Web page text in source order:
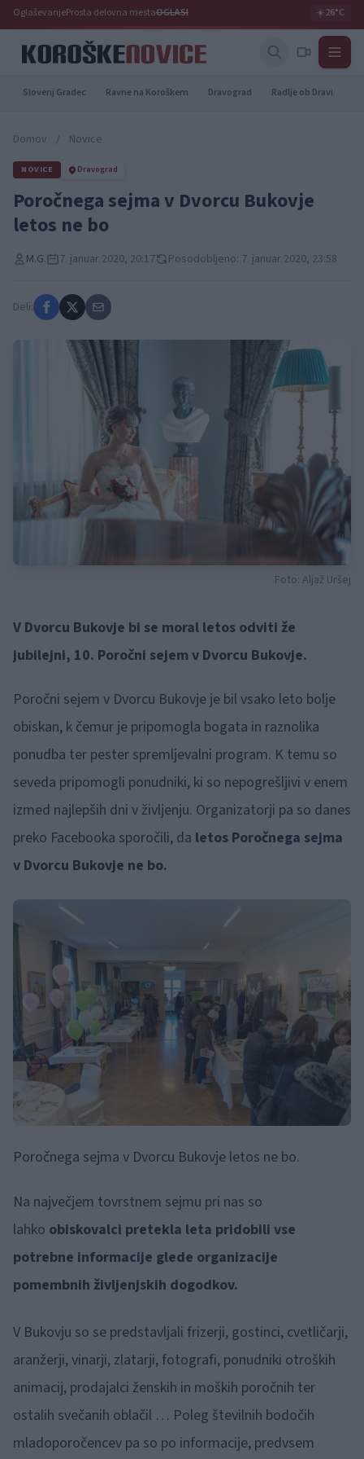
OglaševanjeProsta delovna mestaOGLASI ☀️26°C
Slovenj Gradec Ravne na Koroškem Dravograd Radlje ob Dravi
Domov / Novice
NOVICE Dravograd
Poročnega sejma v Dvorcu Bukovje
letos ne bo
M.G. 7. januar 2020, 20:17 Posodobljeno: 7. januar 2020, 23:58
Deli:
Foto: Aljaž Uršej
V Dvorcu Bukovje bi se moral letos odviti že
jubilejni, 10. Poročni sejem v Dvorcu Bukovje.
Poročni sejem v Dvorcu Bukovje je bil vsako leto bolje
obiskan, k čemur je pripomogla bogata in raznolika
ponudba ter pester spremljevalni program. K temu so
seveda pripomogli ponudniki, ki so nepogrešljivi v enem
izmed najlepših dni v življenju. Organizatorji pa so danes
preko Facebooka sporočili, da letos Poročnega sejma
v Dvorcu Bukovje ne bo.
Poročnega sejma v Dvorcu Bukovje letos ne bo.
Na največjem tovrstnem sejmu pri nas so
lahko obiskovalci pretekla leta pridobili vse
potrebne informacije glede organizacije
pomembnih življenjskih dogodkov.
V Bukovju so se predstavljali frizerji, gostinci, cvetličarji,
aranžerji, vinarji, zlatarji, fotografi, ponudniki otroških
animacij, prodajalci ženskih in moških poročnih ter
ostalih svečanih oblačil … Poleg številnih bodočih
mladoporočencev pa so po informacije, predvsem